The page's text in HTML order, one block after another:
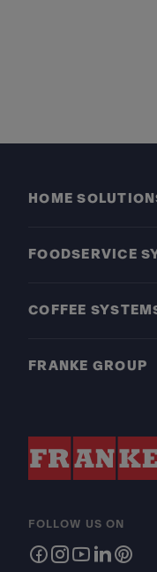
HOME
FOODSERVICE
COFFEE
FRANKE GROUP
FOLLOW US ON